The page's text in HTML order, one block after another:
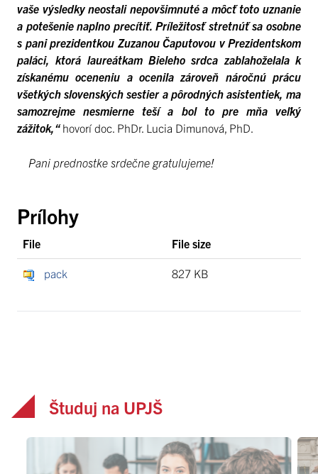
vaše výsledky neostali nepovšimnuté a môcť toto uznanie
a potešenie naplno precítiť. Príležitosť stretnúť sa osobne
s pani prezidentkou Zuzanou Čaputovou v Prezidentskom
paláci, ktorá laureátkam Bieleho srdca zablahoželala k
získanému oceneniu a ocenila zároveň náročnú prácu
všetkých slovenských sestier a pôrodných asistentiek, ma
samozrejme nesmierne teší a bol to pre mňa veľký
zážitok,“ hovorí doc. PhDr. Lucia Dimunová, PhD.
Pani prednostke srdečne gratulujeme!
Prílohy
File File size
pack 827 KB
Študuj na UPJŠ